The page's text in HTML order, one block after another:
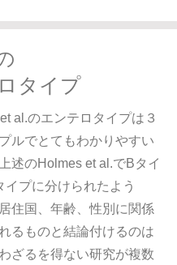
タイプ
al.のエンテロタイプは３
ルでとてもわかりやすい
述のHolmes et al.でBタイ
イプに分けられたよう
住国、年齢、性別に関係
るものと結論付けるのは
ざるを得ない研究が複数